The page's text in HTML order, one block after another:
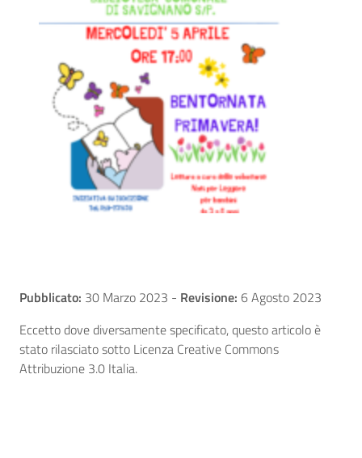
Pubblicato: 30 Marzo 2023 - Revisione: 6 Agosto 2023
Eccetto dove diversamente specificato, questo articolo è
stato rilasciato sotto Licenza Creative Commons
Attribuzione 3.0 Italia.